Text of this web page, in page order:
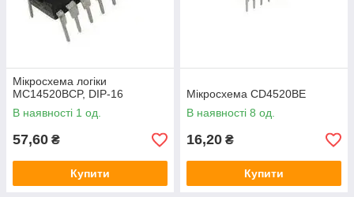
Мікросхема логіки
MC14520BCP, DIP-16
В наявності 1 од.
57,60 ₴
Купити
Мікросхема CD4520BE
В наявності 8 од.
16,20 ₴
Купити